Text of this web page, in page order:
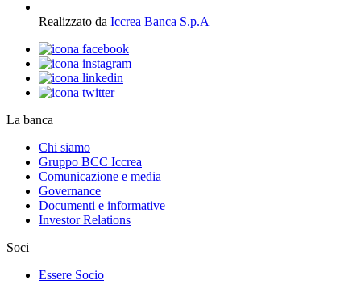
Realizzato da Iccrea Banca S.p.A
La banca
Chi siamo
Gruppo BCC Iccrea
Comunicazione e media
Governance
Documenti e informative
Investor Relations
Soci
Essere Socio